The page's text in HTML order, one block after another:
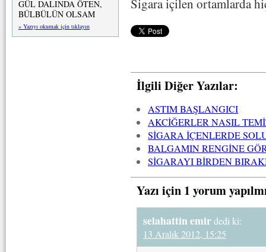
GÜL DALINDA ÖTEN,
BÜLBÜLÜN OLSAM
» Yazıyı okumak için tıklayın
Sigara içilen ortamlarda
İlgili Diğer Yazılar:
ASTIM BAŞLANGICI
AKCİĞERLER NASIL
SİGARA İÇENLERDE
BALGAMIN RENGİNE
SİGARAYI BİRDEN
Yazı için 1 yorum
selahattin emirdedi ki:
13 Aralık 2012, 15:25